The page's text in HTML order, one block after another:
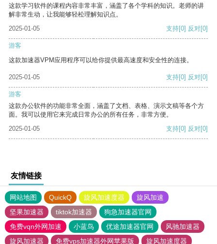
这款学习软件的课程内容非常丰富，涵盖了各个学科的知识。老师的讲
解非常生动，让我能够轻松理解知识点。
2025-01-05
支持[0] 反对[0]
游客
这款加速器VPM应用程序可以给你提供最高速度和安全性的连接。
2025-01-05 支持[0] 反对[0]
游客
这款办公软件的功能非常全面，涵盖了文档、表格、演示文稿等各个方
面。我可以使用它来完成日常办公的所有任务，非常方便。
2025-01-05
支持[0] 反对[0]
友情链接
网站地图 QuickQ 旋风加速度器
旋风加速
坚果加速器
tiktok加速器
狗急加速器官网
免费vqn外网加速
小蓝鸟 优途加速器官网
风驰加速器
旋风加速器
免费vps加速器外网苹果版
旋风加速度器